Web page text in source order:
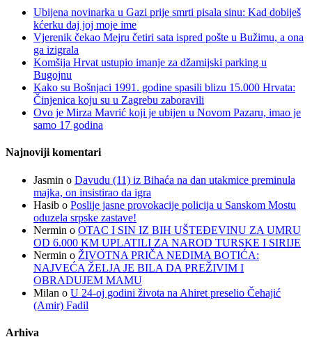
Ubijena novinarka u Gazi prije smrti pisala sinu: Kad dobiješ
kćerku daj joj moje ime
Vjerenik čekao Mejru četiri sata ispred pošte u Bužimu, a ona
ga izigrala
Komšija Hrvat ustupio imanje za džamijski parking u
Bugojnu
Kako su Bošnjaci 1991. godine spasili blizu 15.000 Hrvata:
Činjenica koju su u Zagrebu zaboravili
Ovo je Mirza Mavrić koji je ubijen u Novom Pazaru, imao je
samo 17 godina
Najnoviji komentari
Jasmin o Davudu (11) iz Bihaća na dan utakmice preminula
majka, on insistirao da igra
Hasib o Poslije jasne provokacije policija u Sanskom Mostu
oduzela srpske zastave!
Nermin o OTAC I SIN IZ BIH UŠTEĐEVINU ZA UMRU
OD 6.000 KM UPLATILI ZA NAROD TURSKE I SIRIJE
Nermin o ŽIVOTNA PRIČA NEDIMA BOTIĆA:
NAJVEĆA ŽELJA JE BILA DA PREŽIVIM I
OBRADUJEM MAMU
Milan o U 24-oj godini života na Ahiret preselio Čehajić
(Amir) Fadil
Arhiva